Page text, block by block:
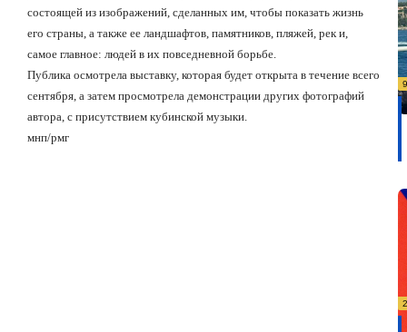
состоящей из изображений, сделанных им, чтобы показать жизнь
его страны, а также ее ландшафтов, памятников, пляжей, рек и,
самое главное: людей в их повседневной борьбе.
Публика осмотрела выставку, которая будет открыта в течение всего
сентября, а затем просмотрела демонстрации других фотографий
автора, с присутствием кубинской музыки.
мнп/рмг